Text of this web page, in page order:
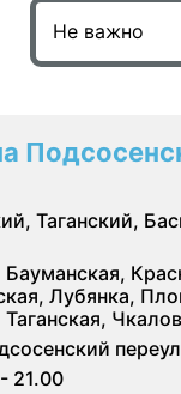
Таганский,
Лубянка,
21.00